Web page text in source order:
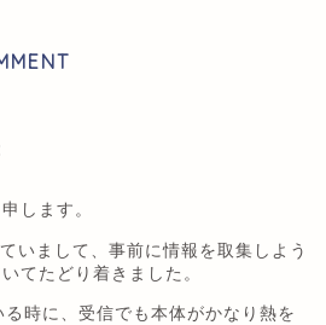
します。
いまして、事前に情報を取集しよう
てたどり着きました。
時に、受信でも本体がかなり熱を